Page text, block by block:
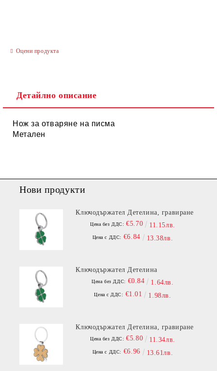
Оцени продукта
Детайлно описание
Нож за отваряне на писма
Метален
Нови продукти
Ключодържател Детелина, гравиране
Цена без ДДС: €5.70 11.15лв.
Цена с ДДС: €6.84 13.38лв.
Ключодържател Детелина
Цена без ДДС: €0.84 1.64лв.
Цена с ДДС: €1.01 1.98лв.
Ключодържател Детелина, гравиране
Цена без ДДС: €5.80 11.34лв.
Цена с ДДС: €6.96 13.61лв.